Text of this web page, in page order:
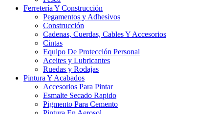
Ferretería Y Construcción
Pegamentos y Adhesivos
Construcción
Cadenas, Cuerdas, Cables Y Accesorios
Cintas
Equipo De Protección Personal
Aceites y Lubricantes
Ruedas y Rodajas
Pintura Y Acabados
Accesorios Para Pintar
Esmalte Secado Rapido
Pigmento Para Cemento